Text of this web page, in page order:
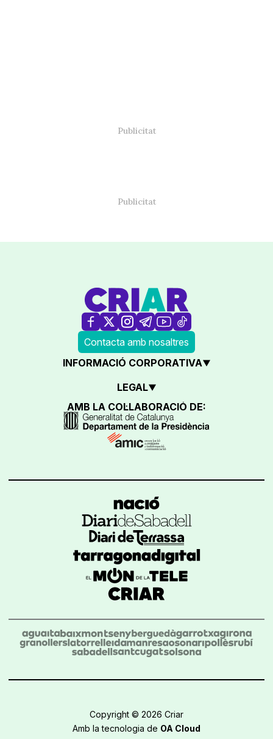
Contacta amb nosaltres
INFORMACIÓ CORPORATIVA
LEGAL
AMB LA COL·LABORACIÓ DE:
Copyright © 2026 Criar
Amb la tecnologia de OA Cloud